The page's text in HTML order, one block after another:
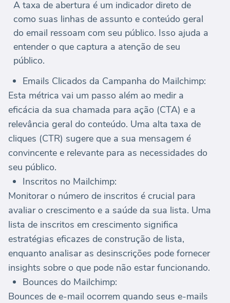
A taxa de abertura é um indicador direto de
como suas linhas de assunto e conteúdo geral
do email ressoam com seu público. Isso ajuda a
entender o que captura a atenção de seu
público.
Emails Clicados da Campanha do Mailchimp:
Esta métrica vai um passo além ao medir a
eficácia da sua chamada para ação (CTA) e a
relevância geral do conteúdo. Uma alta taxa de
cliques (CTR) sugere que a sua mensagem é
convincente e relevante para as necessidades do
seu público.
Inscritos no Mailchimp:
Monitorar o número de inscritos é crucial para
avaliar o crescimento e a saúde da sua lista. Uma
lista de inscritos em crescimento significa
estratégias eficazes de construção de lista,
enquanto analisar as desinscrições pode fornecer
insights sobre o que pode não estar funcionando.
Bounces do Mailchimp:
Bounces de e-mail ocorrem quando seus e-mails